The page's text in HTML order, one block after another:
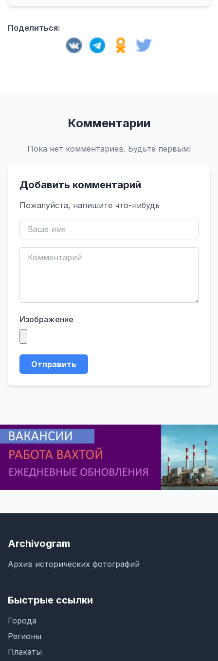
Поделиться:
Комментарии
Пока нет комментариев. Будьте первым!
Добавить комментарий
Пожалуйста, напишите что-нибудь
Изображение
Отправить
Archivogram
Архив исторических фотографий
Быстрые ссылки
Города
Регионы
Плакаты